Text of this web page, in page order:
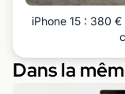
iPhone 15 : 380
Dans la